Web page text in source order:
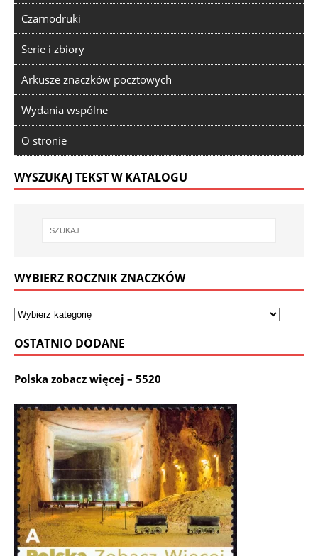
Czarnodruki
Serie i zbiory
Arkusze znaczków pocztowych
Wydania wspólne
O stronie
WYSZUKAJ TEKST W KATALOGU
WYBIERZ ROCZNIK ZNACZKÓW
OSTATNIO DODANE
Polska zobacz więcej – 5520